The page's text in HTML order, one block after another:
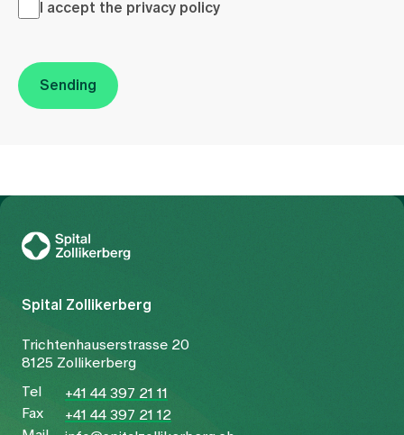
I accept the <a href="/en/privacy-policy"
I accept the privacy policy
Sending
Spital Zollikerberg
Trichtenhauserstrasse 20
8125 Zollikerberg
Tel
+41 44 397 21 11
Fax
+41 44 397 21 12